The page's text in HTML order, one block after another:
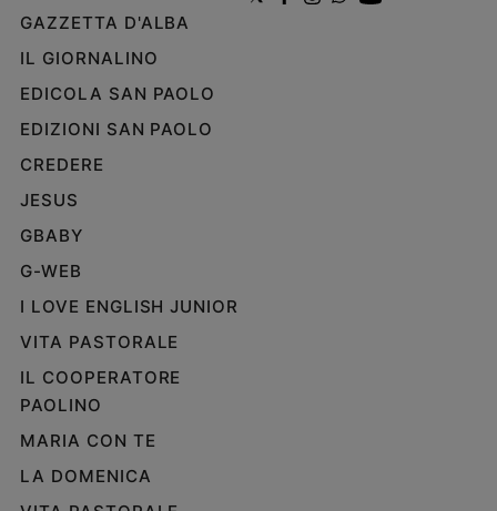
GAZZETTA D'ALBA
IL GIORNALINO
EDICOLA SAN PAOLO
EDIZIONI SAN PAOLO
CREDERE
JESUS
GBABY
G-WEB
I LOVE ENGLISH JUNIOR
VITA PASTORALE
IL COOPERATORE
PAOLINO
MARIA CON TE
LA DOMENICA